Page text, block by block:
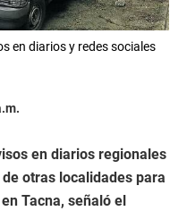
en diarios y redes sociales
en diarios regionales
otras localidades para
Tacna, señaló el